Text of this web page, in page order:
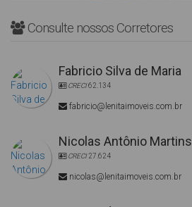
Consulte nossos Corretores
Fabricio Silva de Maria
CRECI62.134
fabricio@lenitaimoveis.com.br
Nicolas Antônio Martins
CRECI27.624
nicolas@lenitaimoveis.com.br